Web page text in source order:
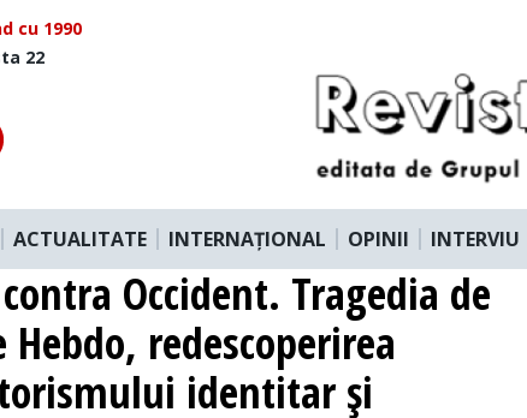
cu 1990
22
ACTUALITATE INTERNAȚIONAL OPINII INTERVIU
Occident. Tragedia de
Hebdo, redescoperirea
identitar şi